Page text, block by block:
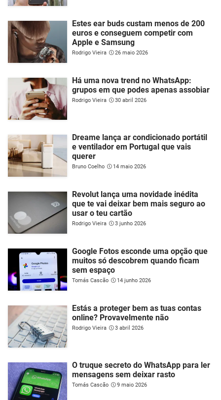
Estes ear buds custam menos de 200
euros e conseguem competir com
Apple e Samsung
Rodrigo Vieira 26 maio 2026
Há uma nova trend no WhatsApp:
grupos em que podes apenas assobiar
Rodrigo Vieira 30 abril 2026
Dreame lança ar condicionado portátil
e ventilador em Portugal que vais
querer
Bruno Coelho 14 maio 2026
Revolut lança uma novidade inédita
que te vai deixar bem mais seguro ao
usar o teu cartão
Rodrigo Vieira 3 junho 2026
Google Fotos esconde uma opção que
muitos só descobrem quando ficam
sem espaço
Tomás Cascão 14 junho 2026
Estás a proteger bem as tuas contas
online? Provavelmente não
Rodrigo Vieira 3 abril 2026
O truque secreto do WhatsApp para ler
mensagens sem deixar rasto
Tomás Cascão 9 maio 2026